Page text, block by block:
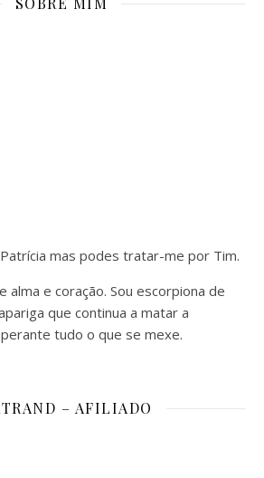
mas podes tratar-me por Tim.
alma e coração. Sou escorpiona de
que continua a matar a
tudo o que se mexe.
– AFILIADO